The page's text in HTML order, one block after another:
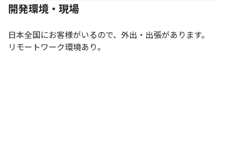
開発環境・現場
日本全国にお客様がいるので、外出・出張があります。
リモートワーク環境あり。